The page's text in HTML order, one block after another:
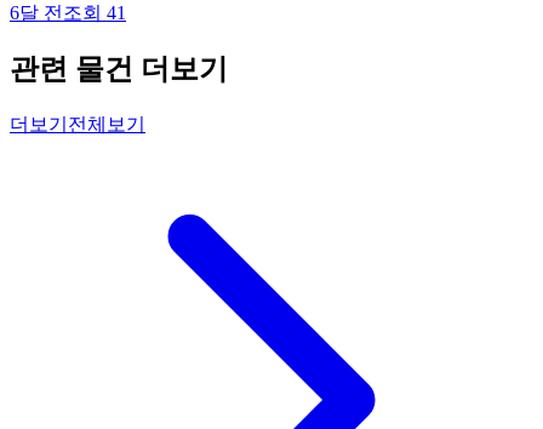
6달 전 조회 41
관련 물건 더보기
더보기 전체보기